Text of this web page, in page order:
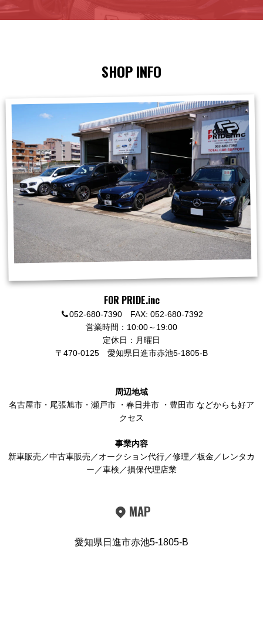
SHOP INFO
FOR PRIDE.inc
052-680-7390 FAX: 052-680-7392
営業時間：10:00～19:00
定休日：月曜日
〒470-0125 愛知県日進市赤池5-1805-B
周辺地域
名古屋市 ・ 尾張旭市 ・ 瀬戸市 ・ 春日井市 ・ 豊田市 などからも好ア
クセス
事業内容
新車販売／中古車販売／オークション代行／修理／板金／レンタカ
ー／車検／損保代理店業
MAP
愛知県日進市赤池5-1805-B